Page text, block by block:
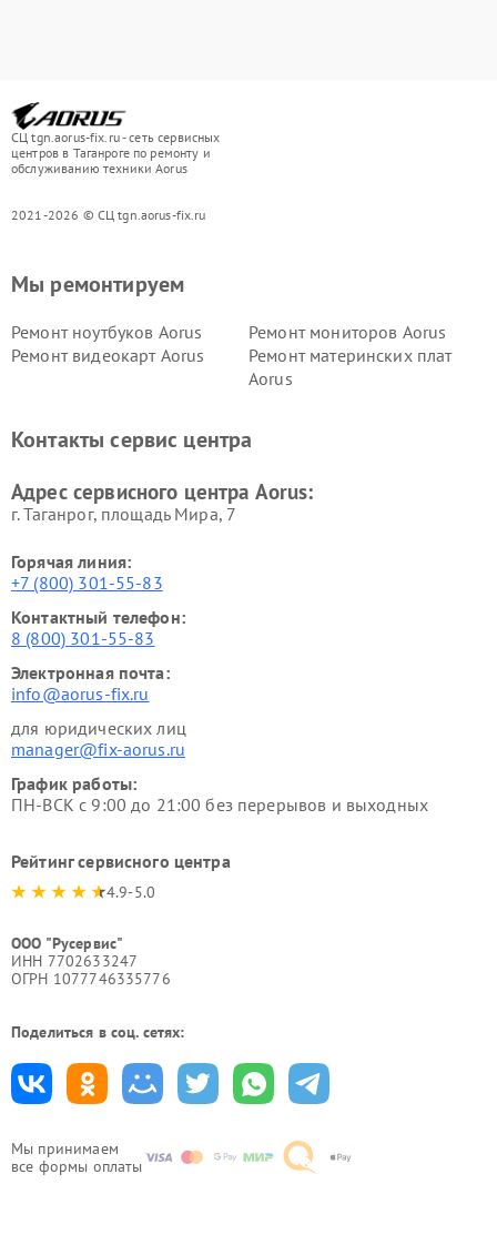
СЦ tgn.aorus-fix.ru - сеть сервисных
центров в Таганроге по ремонту и
обслуживанию техники Aorus
2021-2026 © СЦ tgn.aorus-fix.ru
Мы принимаем
все формы оплаты
Мы ремонтируем
Ремонт ноутбуков Aorus
Ремонт мониторов Aorus
Ремонт видеокарт Aorus
Ремонт материнских плат
Aorus
Контакты сервис центра
Адрес сервисного центра Aorus:
г. Таганрог, площадь Мира, 7
Горячая линия:
+7 (800) 301-55-83
Контактный телефон:
8 (800) 301-55-83
Электронная почта:
info@aorus-fix.ru
для юридических лиц
manager@fix-aorus.ru
График работы:
ПН-ВСК с 9:00 до 21:00 без перерывов и выходных
Рейтинг сервисного центра
4.9-5.0
ООО "Русервис"
ИНН 7702633247
ОГРН 1077746335776
Поделиться в соц. сетях: